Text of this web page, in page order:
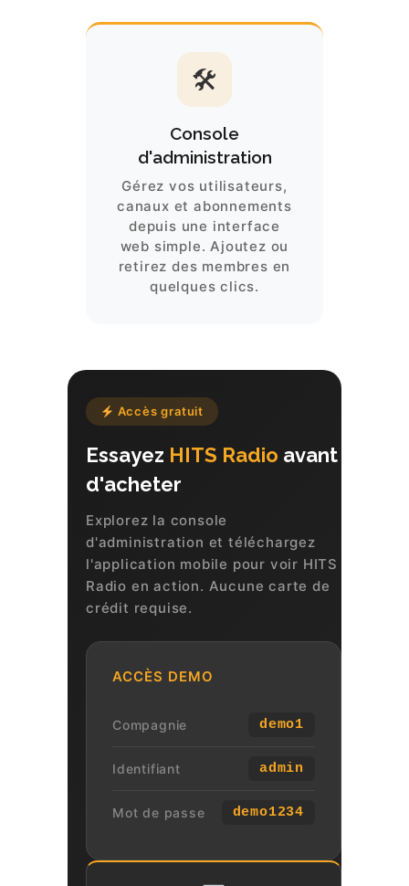
🛠
Console
d'administration
Gérez vos utilisateurs,
canaux et abonnements
depuis une interface
web simple. Ajoutez ou
retirez des membres en
quelques clics.
Accès gratuit
Essayez HITS Radio avant
d'acheter
Explorez la console
d'administration et téléchargez
l'application mobile pour voir HITS
Radio en action. Aucune carte de
crédit requise.
ACCÈS DEMO
Compagnie demo1
Identifiant admin
Mot de passe demo1234